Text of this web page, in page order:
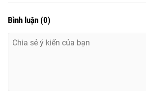
Bình luận (0)